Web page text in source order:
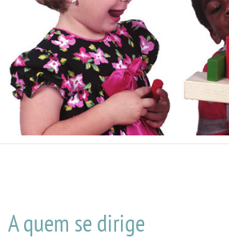
A quem se dirige